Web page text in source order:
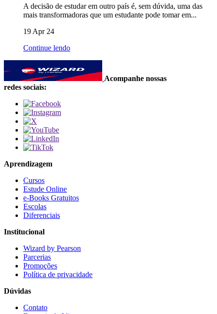
A decisão de estudar em outro país é, sem dúvida, uma das
mais transformadoras que um estudante pode tomar em...
19 Apr 24
Continue lendo
Acompanhe nossas
redes sociais:
Aprendizagem
Cursos
Estude Online
e-Books Gratuitos
Escolas
Diferenciais
Institucional
Wizard by Pearson
Parcerias
Promoções
Política de privacidade
Dúvidas
Contato